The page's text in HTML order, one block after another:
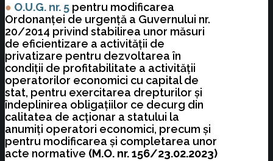
● O.U.G. nr. 5 pentru modificarea
Ordonanţei de urgenţă a Guvernului nr.
20/2014 privind stabilirea unor măsuri
de eficientizare a activităţii de
privatizare pentru dezvoltarea în
condiţii de profitabilitate a activităţii
operatorilor economici cu capital de
stat, pentru exercitarea drepturilor şi
îndeplinirea obligaţiilor ce decurg din
calitatea de acţionar a statului la
anumiţi operatori economici, precum şi
pentru modificarea şi completarea unor
acte normative (M.O. nr. 156/23.02.2023)